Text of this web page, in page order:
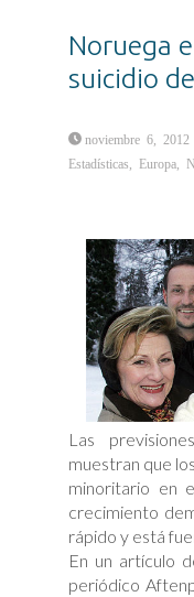
Noruega
suicidio
noviembre 6, 2012
Estadísticas
Europa
suicidio
demográfico
Las
muestran que
minoritario en
crecimiento
rápido y está
En un artículo
periódico